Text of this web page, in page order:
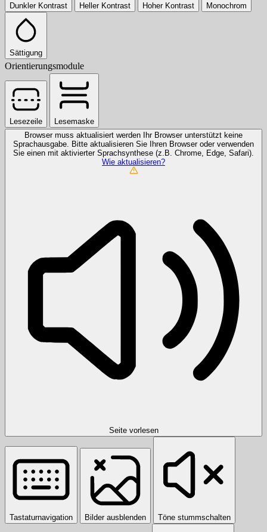
Dunkler Kontrast Heller Kontrast Hoher Kontrast Monochrom
Sättigung
Orientierungsmodule
Lesezeile
Lesemaske
Browser muss aktualisiert werden
Ihr Browser unterstützt keine
Sprachausgabe. Bitte aktualisieren Sie Ihren Browser oder verwenden
Sie einen mit aktivierter Sprachsynthese (z.B. Chrome, Edge, Safari).
Wie aktualisieren?
Seite vorlesen
Tastaturnavigation Bilder ausblenden Töne stummschalten